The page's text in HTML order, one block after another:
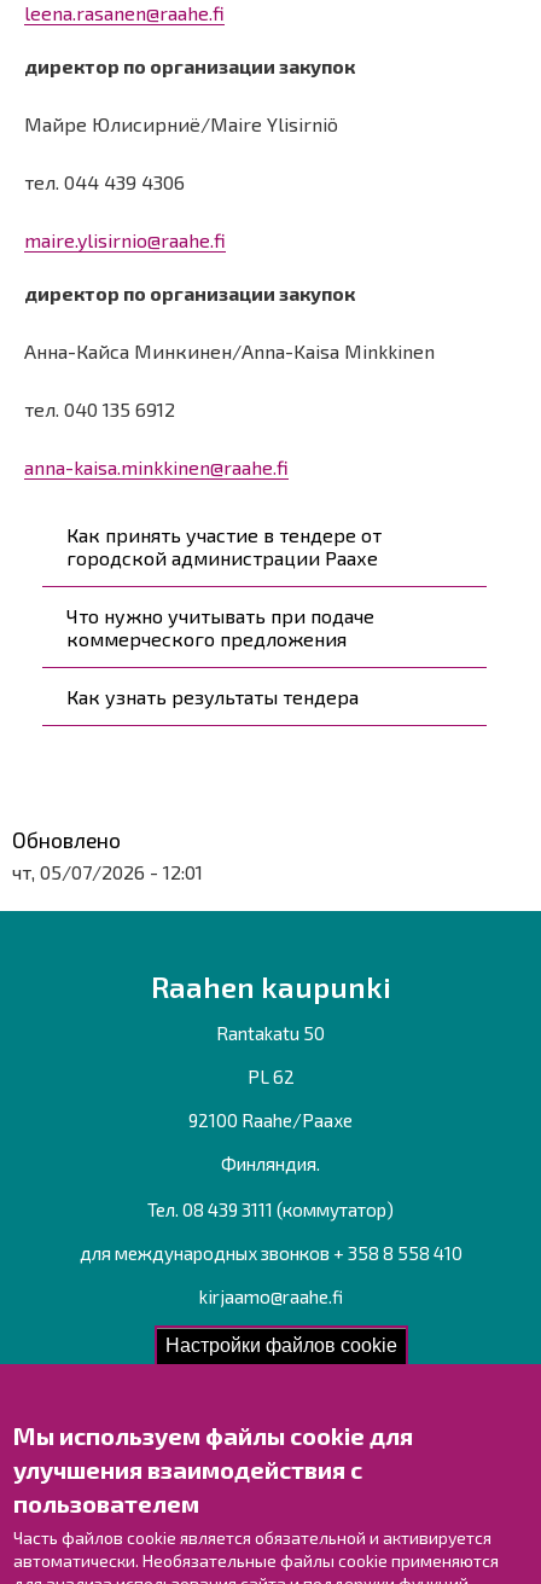
Настройки файлов cookie
Мы используем файлы cookie для
улучшения взаимодействия с
пользователем
Часть файлов cookie является обязательной и активируется
автоматически. Необязательные файлы cookie применяются
Päävalikko
Как принять участие в тендере от
городской администрации Раахе
Что нужно учитывать при подаче
коммерческого предложения
Как узнать результаты тендера
leena.rasanen@raahe.fi
директор по организации закупок
Майре Юлисирниё/Maire Ylisirniö
тел. 044 439 4306
maire.ylisirnio@raahe.fi
директор по организации закупок
Анна-Кайса Минкинен/Anna-Kaisa Minkkinen
тел. 040 135 6912
anna-kaisa.minkkinen@raahe.fi
Обновлено
чт, 05/07/2026 - 12:01
Raahen kaupunki
Rantakatu 50
PL 62
92100 Raahe/Раахе
Финляндия.
Тел. 08 439 3111 (коммутатор)
для международных звонков + 358 8 558 410
kirjaamo@raahe.fi
Рег. номер: 1791817-6
Свяжитесь с нами!
Оставьте отзыв
Контактные данные персонала
Карта с указателями